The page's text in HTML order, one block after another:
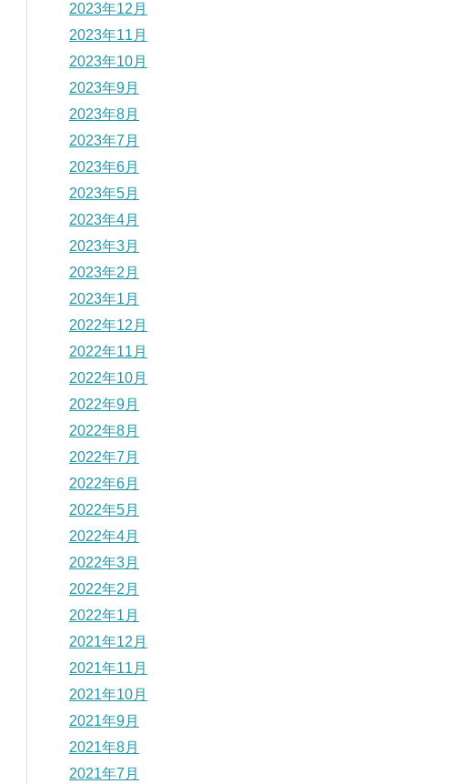
2023年12月
2023年11月
2023年10月
2023年9月
2023年8月
2023年7月
2023年6月
2023年5月
2023年4月
2023年3月
2023年2月
2023年1月
2022年12月
2022年11月
2022年10月
2022年9月
2022年8月
2022年7月
2022年6月
2022年5月
2022年4月
2022年3月
2022年2月
2022年1月
2021年12月
2021年11月
2021年10月
2021年9月
2021年8月
2021年7月